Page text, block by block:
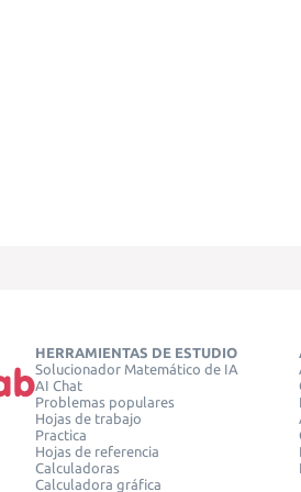
HERRAMIENTAS DE ESTUDIO
Solucionador Matemático de IA
AI Chat
Problemas populares
Hojas de trabajo
Practica
Hojas de referencia
Calculadoras
Calculadora gráfica